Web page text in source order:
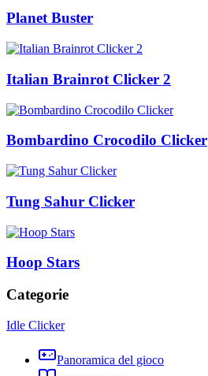
Planet Buster
Italian Brainrot Clicker 2
Bombardino Crocodilo Clicker
Tung Sahur Clicker
Hoop Stars
Categorie
Idle Clicker
Panoramica del gioco